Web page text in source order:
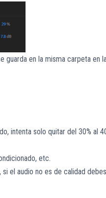
guarda en la misma carpeta en
intenta solo quitar del 30% al
etc.
el audio no es de calidad debes